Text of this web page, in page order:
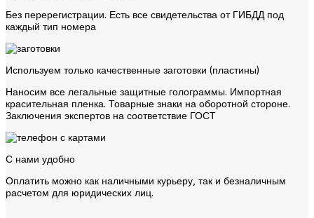
Без перерегистрации. Есть все свидетельства от ГИБДД под
каждый тип номера
Используем только качественные заготовки (пластины)
Наносим все легальные защитные голограммы. Импортная
красительная пленка. Товарные знаки на оборотной стороне.
Заключения экспертов на соответствие ГОСТ
С нами удобно
Оплатить можно как наличными курьеру, так и безналичным
расчетом для юридических лиц.